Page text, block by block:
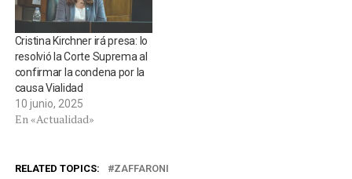
Cristina Kirchner irá presa: lo
resolvió la Corte Suprema al
confirmar la condena por la
causa Vialidad
10 junio, 2025
En «Actualidad»
RELATED TOPICS: ZAFFARONI